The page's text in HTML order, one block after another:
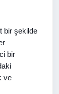
bir şekilde
bir
ve